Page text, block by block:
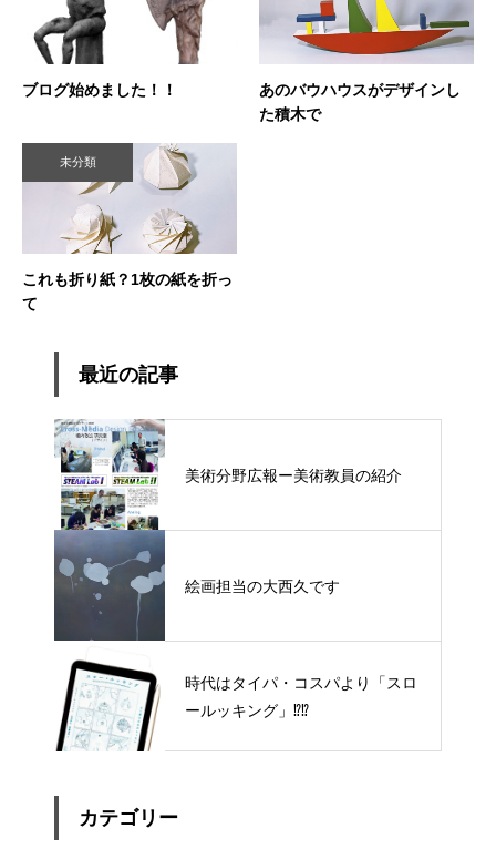
ブログ始めました！！
あのバウハウスがデザインし
た積木で
未分類
これも折り紙？1枚の紙を折っ
て
最近の記事
美術分野広報ー美術教員の紹介
絵画担当の大西久です
時代はタイパ・コスパより「スロ
ールッキング」⁉︎⁉︎
カテゴリー